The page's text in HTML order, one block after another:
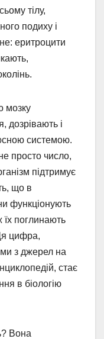
тілу,
подиху і
еритроцити
мозку
дозрівають і
системою.
просто число,
підтримує
що в
функціонують
їх поглинають
цифра,
з джерел на
стає
в біологію
Вона